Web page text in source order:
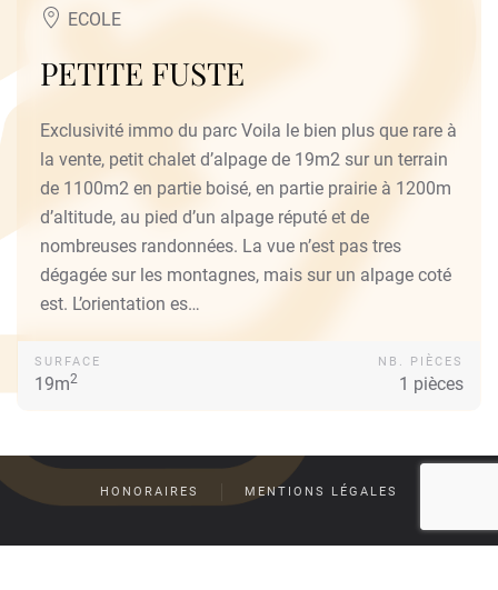
ECOLE
PETITE FUSTE
Exclusivité immo du parc Voila le bien plus que rare à
la vente, petit chalet d’alpage de 19m2 sur un terrain
de 1100m2 en partie boisé, en partie prairie à 1200m
d’altitude, au pied d’un alpage réputé et de
nombreuses randonnées. La vue n’est pas tres
dégagée sur les montagnes, mais sur un alpage coté
est. L’orientation es…
SURFACE
19m2
NB. PIÈCES
1 pièces
Besoin d'un conseil ?
Contactez-nous
04 79 63 47 62
Immo du Parc - 31 route du plateau - 73340 Lescheraines -
du mardi au samedi, de 9h00 à 12h00 et de 14h00 à 19h00
HONORAIRES MENTIONS LÉGALES